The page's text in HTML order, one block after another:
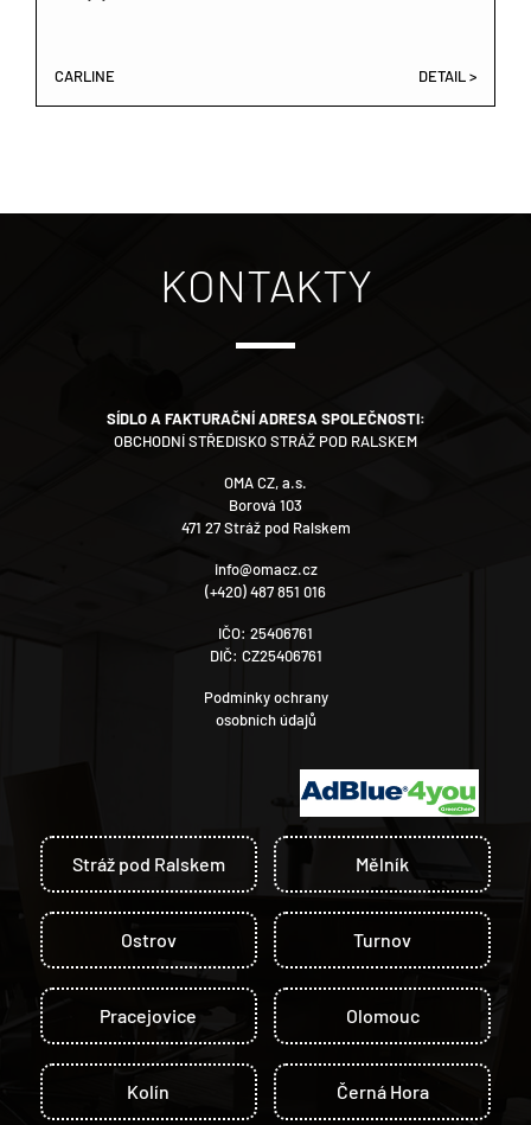
CARLINE DETAIL >
KONTAKTY
SÍDLO A FAKTURAČNÍ ADRESA SPOLEČNOSTI:
OBCHODNÍ STŘEDISKO STRÁŽ POD RALSKEM
OMA CZ, a.s.
Borová 103
471 27 Stráž pod Ralskem
info@omacz.cz
(+420) 487 851 016
IČO: 25406761
DIČ: CZ25406761
Podmínky ochrany
osobních údajů
Stráž pod Ralskem Mělník
Ostrov Turnov
Pracejovice Olomouc
Kolín Černá Hora